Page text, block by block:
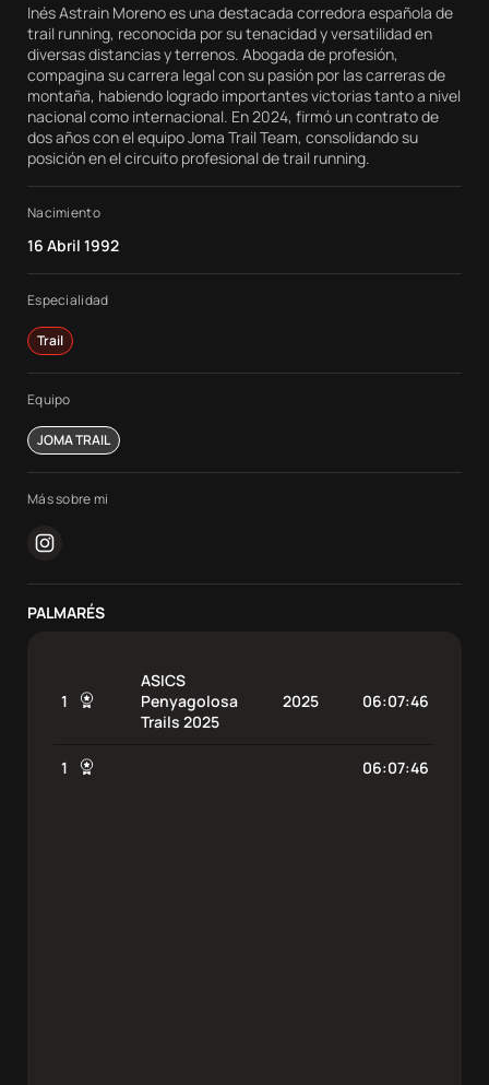
Inés Astrain Moreno es una destacada corredora española de
trail running, reconocida por su tenacidad y versatilidad en
diversas distancias y terrenos. Abogada de profesión,
compagina su carrera legal con su pasión por las carreras de
montaña, habiendo logrado importantes victorias tanto a nivel
nacional como internacional. En 2024, firmó un contrato de
dos años con el equipo Joma Trail Team, consolidando su
posición en el circuito profesional de trail running.
Nacimiento
16 Abril 1992
Especialidad
Trail
Equipo
JOMA TRAIL
Más sobre mi
instagram
PALMARÉS
1
ASICS
Penyagolosa
Trails 2025
2025 06:07:46
1 06:07:46